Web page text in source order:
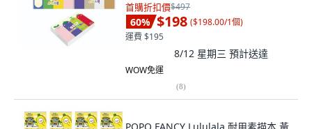
首購折扣價$497
60% $198 ($198.00/1個)
運費 $195
8/12 星期三 預計送達
WOW免運
(8)